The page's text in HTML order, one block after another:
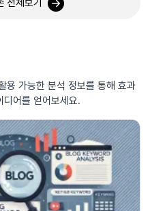
전체보기
용 가능한 분석 정보를 통해 효과
디어를 얻어보세요.